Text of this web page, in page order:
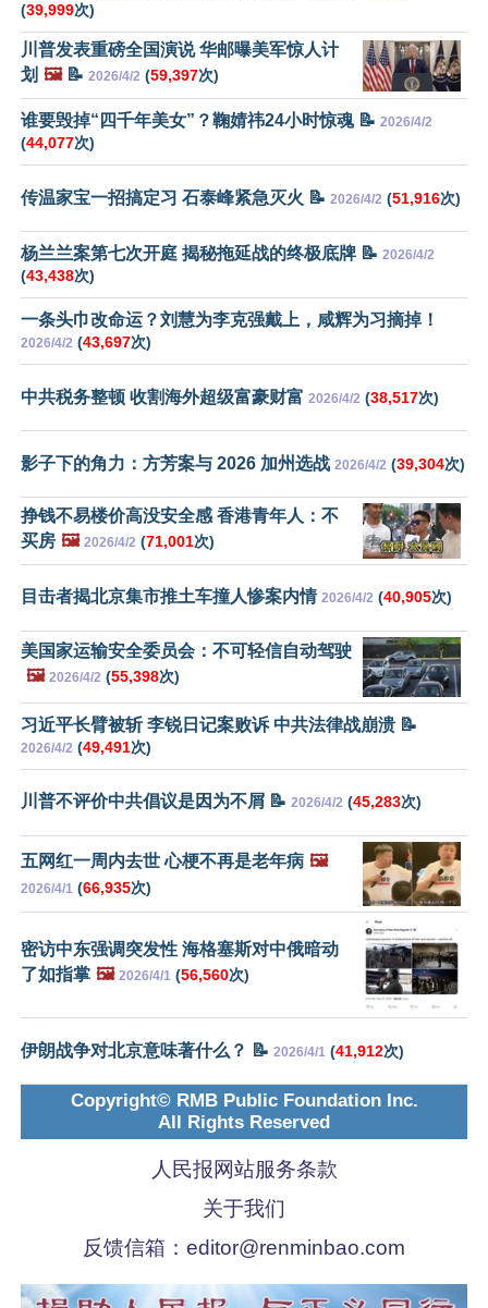
(39,999次)
川普发表重磅全国演说 华邮曝美军惊人计
划 🖼️📝 2026/4/2 (59,397次)
谁要毁掉“四千年美女”？鞠婧祎24小时惊魂 📝 2026/4/2
(44,077次)
传温家宝一招搞定习 石泰峰紧急灭火 📝 2026/4/2 (51,916次)
杨兰兰案第七次开庭 揭秘拖延战的终极底牌 📝 2026/4/2
(43,438次)
一条头巾改命运？刘慧为李克强戴上，咸辉为习摘掉！
2026/4/2 (43,697次)
中共税务整顿 收割海外超级富豪财富 2026/4/2 (38,517次)
影子下的角力：方芳案与 2026 加州选战 2026/4/2 (39,304次)
挣钱不易楼价高没安全感 香港青年人：不
买房 🖼️ 2026/4/2 (71,001次)
目击者揭北京集市推土车撞人惨案内情 2026/4/2 (40,905次)
美国家运输安全委员会：不可轻信自动驾驶
🖼️ 2026/4/2 (55,398次)
习近平长臂被斩 李锐日记案败诉 中共法律战崩溃 📝
2026/4/2 (49,491次)
川普不评价中共倡议是因为不屑 📝 2026/4/2 (45,283次)
五网红一周内去世 心梗不再是老年病 🖼️
2026/4/1 (66,935次)
密访中东强调突发性 海格塞斯对中俄暗动
了如指掌 🖼️ 2026/4/1 (56,560次)
伊朗战争对北京意味著什么？ 📝 2026/4/1 (41,912次)
Copyright© RMB Public Foundation Inc.
All Rights Reserved
人民报网站服务条款
关于我们
反馈信箱： editor@renminbao.com